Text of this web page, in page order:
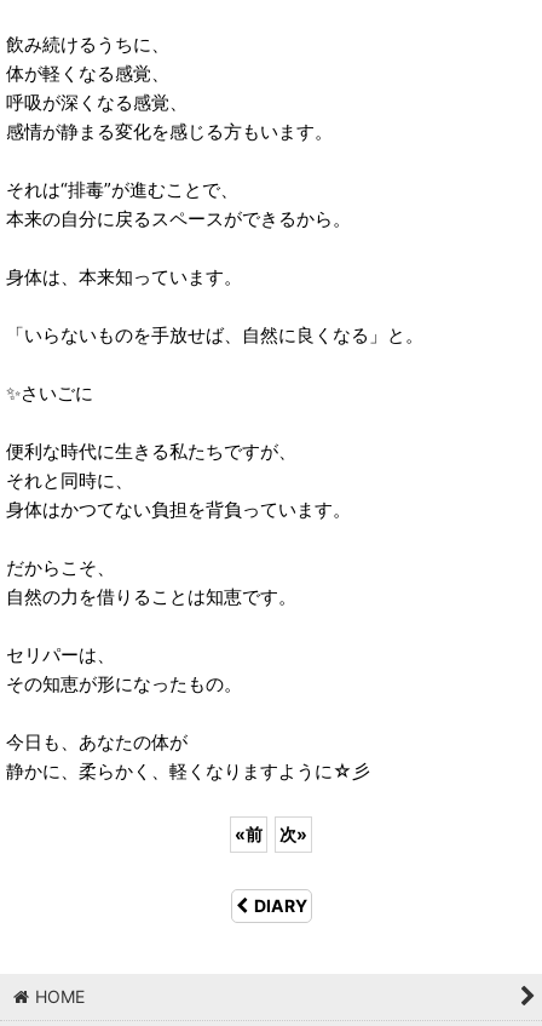
飲み続けるうちに、
体が軽くなる感覚、
呼吸が深くなる感覚、
感情が静まる変化を感じる方もいます。
それは“排毒”が進むことで、
本来の自分に戻るスペースができるから。
身体は、本来知っています。
「いらないものを手放せば、自然に良くなる」と。
✨さいごに
便利な時代に生きる私たちですが、
それと同時に、
身体はかつてない負担を背負っています。
だからこそ、
自然の力を借りることは知恵です。
セリパーは、
その知恵が形になったもの。
今日も、あなたの体が
静かに、柔らかく、軽くなりますように☆彡
«前 次»
DIARY
HOME